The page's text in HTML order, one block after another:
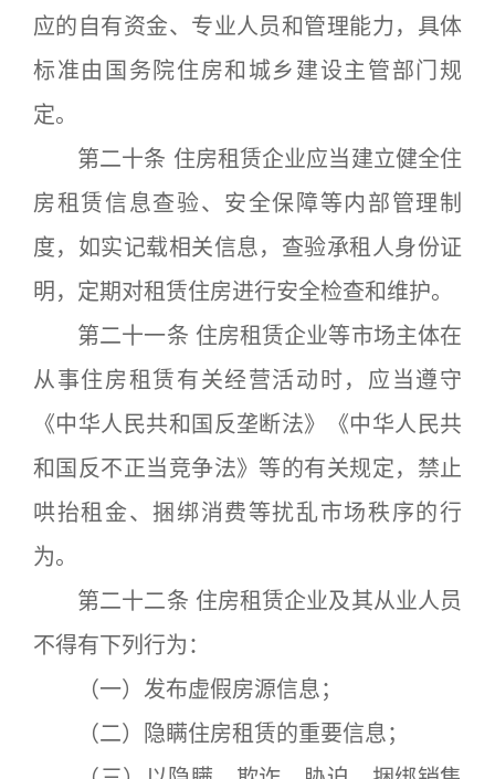
应的自有资金、专业人员和管理能力，具体
标准由国务院住房和城乡建设主管部门规
定。
第二十条 住房租赁企业应当建立健全住
房租赁信息查验、安全保障等内部管理制
度，如实记载相关信息，查验承租人身份证
明，定期对租赁住房进行安全检查和维护。
第二十一条 住房租赁企业等市场主体在
从事住房租赁有关经营活动时，应当遵守
《中华人民共和国反垄断法》《中华人民共
和国反不正当竞争法》等的有关规定，禁止
哄抬租金、捆绑消费等扰乱市场秩序的行
为。
第二十二条 住房租赁企业及其从业人员
不得有下列行为：
（一）发布虚假房源信息；
（二）隐瞒住房租赁的重要信息；